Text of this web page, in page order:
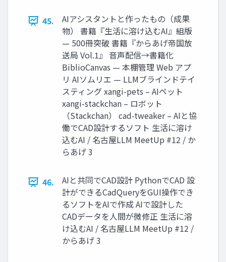
45.
AIアシスタントと作ったもの（成果
物） 書籍『生活に溶け込むAI』組版
— 500冊突破 書籍『からあげ帝国放
送局 Vol.1』 音声配信→書籍化
BiblioCanvas — 本棚管理 Web アプ
リ AIソムリエ — LLMブラインドテイ
スティング xangi-pets – AIペット
xangi-stackchan – ロボット
（Stackchan） cad-tweaker – AIと協
働でCAD設計するソフト 生活に溶け
込むAI / 名古屋LLM MeetUp #12 / か
らあげ 3
46.
AIと共同でCAD設計 PythonでCAD 設
計ができるCadQueryをGUI操作でき
るソフトをAIで作成 AIで設計した
CADデータを人間が微修正 生活に溶
け込むAI / 名古屋LLM MeetUp #12 /
からあげ 3